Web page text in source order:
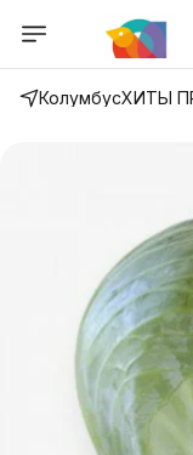
КолумбусХИТЫ